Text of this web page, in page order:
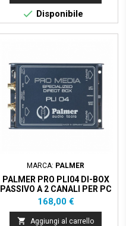
 Disponibile
MARCA: PALMER
PALMER PRO PLI04 DI-BOX
PASSIVO A 2 CANALI PER PC
E LAPTOP
Prezzo
168,00 €
 Aggiungi al carrello